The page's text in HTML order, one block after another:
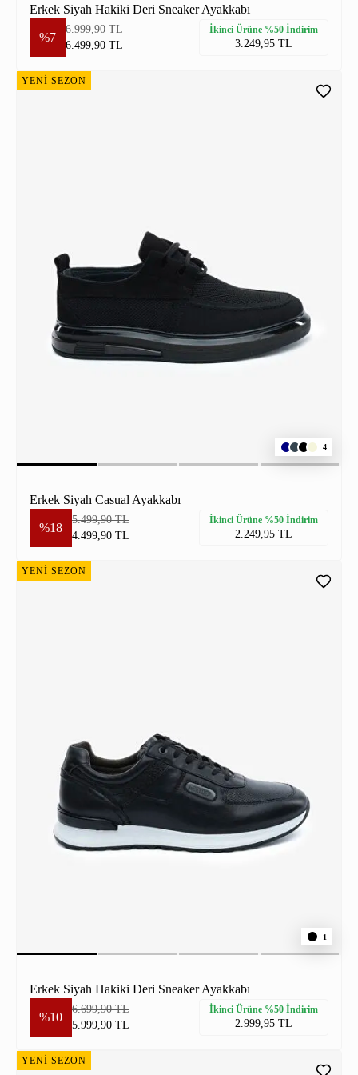
Erkek Siyah Hakiki Deri Sneaker Ayakkabı
%7
6.999,90 TL
6.499,90 TL
İkinci Ürüne %50 İndirim
3.249,95 TL
YENİ SEZON
4
Erkek Siyah Casual Ayakkabı
%18
5.499,90 TL
4.499,90 TL
İkinci Ürüne %50 İndirim
2.249,95 TL
YENİ SEZON
1
Erkek Siyah Hakiki Deri Sneaker Ayakkabı
%10
6.699,90 TL
5.999,90 TL
İkinci Ürüne %50 İndirim
2.999,95 TL
YENİ SEZON